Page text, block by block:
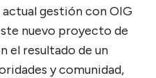
actual gestión con OIG
nuevo proyecto de
el resultado de un
y comunidad,